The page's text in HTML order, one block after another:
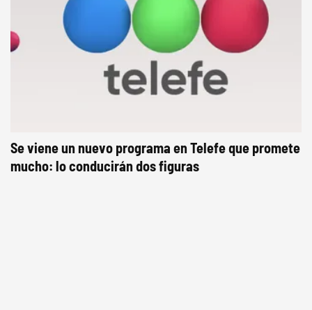
Se viene un nuevo programa en Telefe que promete
mucho: lo conducirán dos figuras